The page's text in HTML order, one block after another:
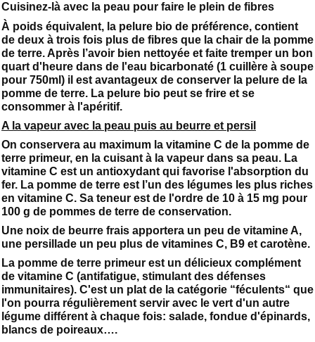
Cuisinez-là avec la peau pour faire le plein de fibres
À poids équivalent, la pelure bio de préférence, contient
de deux à trois fois plus de fibres que la chair de la pomme
de terre. Après l’avoir bien nettoyée et faite tremper un bon
quart d'heure dans de l'eau bicarbonaté (1 cuillère à soupe
pour 750ml) il est avantageux de conserver la pelure de la
pomme de terre. La pelure bio peut se frire et se
consommer à l'apéritif.
A la vapeur avec la peau puis au beurre et persil
On conservera au maximum la vitamine C de la pomme de
terre primeur, en la cuisant à la vapeur dans sa peau. La
vitamine C est un antioxydant qui favorise l'absorption du
fer. La pomme de terre est l’un des légumes les plus riches
en vitamine C. Sa teneur est de l'ordre de 10 à 15 mg pour
100 g de pommes de terre de conservation.
Une noix de beurre frais apportera un peu de vitamine A,
une persillade un peu plus de vitamines C, B9 et carotène.
La pomme de terre primeur est un délicieux complément
de vitamine C (antifatigue, stimulant des défenses
immunitaires). C'est un plat de la catégorie “féculents“ que
l'on pourra régulièrement servir avec le vert d'un autre
légume différent à chaque fois: salade, fondue d'épinards,
blancs de poireaux….